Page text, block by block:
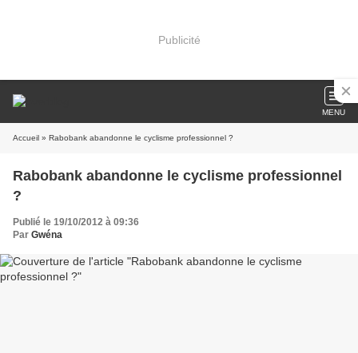
Publicité
MENU
Accueil » Rabobank abandonne le cyclisme professionnel ?
Rabobank abandonne le cyclisme professionnel
?
Publié le 19/10/2012 à 09:36
Par Gwéna